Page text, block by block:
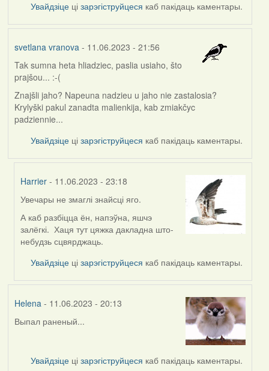
Увайдзіце цізарэгіструйцеся каб пакідаць каментары.
svetlana vranova - 11.06.2023 - 21:56
Tak sumna heta hliadziec, paslia usiaho, što
prajšou... :-(
Znajšli jaho? Napeuna nadzieu u jaho nie zastalosia?
Krylyški pakul zanadta malienkija, kab zmiakčyc
padziennie...
Увайдзіце цізарэгіструйцеся каб пакідаць каментары.
Harrier - 11.06.2023 - 23:18
In
reply
to
by
vranova
Увечары не змаглі знайсці яго.
А каб разбіцца ён, напэўна, яшчэ
залёгкі. Хаця тут цяжка дакладна што-
небудзь сцвярджаць.
Увайдзіце цізарэгіструйцеся каб пакідаць каментары.
Helena - 11.06.2023 - 20:13
Выпал раненый...
Увайдзіце цізарэгіструйцеся каб пакідаць каментары.